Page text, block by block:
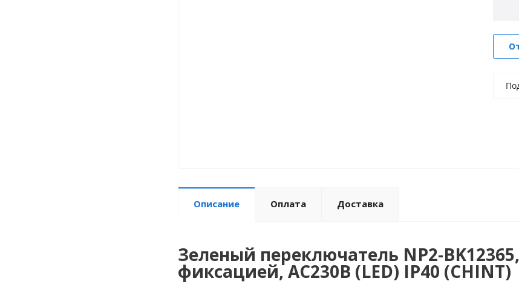
Описание Оплата Доставка
Зеленый переключатель NP2-
фиксацией, AC230В (LED) IP40 (CHINT)